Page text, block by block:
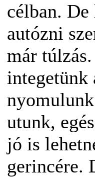
célban.
autózni
már
integetünk
utunk,
jó is
gerincére.